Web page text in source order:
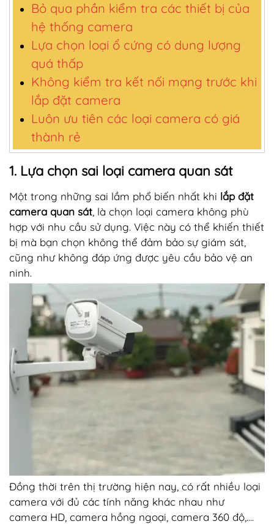
Bỏ qua phần kiểm tra các thiết bị của
hệ thống camera
Lựa chọn loại ổ cứng có dung lượng
quá thấp
Không kiểm tra kết nối mạng trước khi
lắp đặt camera
Luôn ưu tiên các loại camera có giá
thành rẻ
1. Lựa chọn sai loại camera quan sát
Một trong những sai lầm phổ biến nhất khi lắp đặt
camera quan sát, là chọn loại camera không phù
hợp với nhu cầu sử dụng. Việc này có thể khiến thiết
bị mà bạn chọn không thể đảm bảo sự giám sát,
cũng như không đáp ứng được yêu cầu bảo vệ an
ninh.
Đồng thời trên thị trường hiện nay, có rất nhiều loại
camera với đủ các tính năng khác nhau như
camera HD, camera hồng ngoại, camera 360 độ,....